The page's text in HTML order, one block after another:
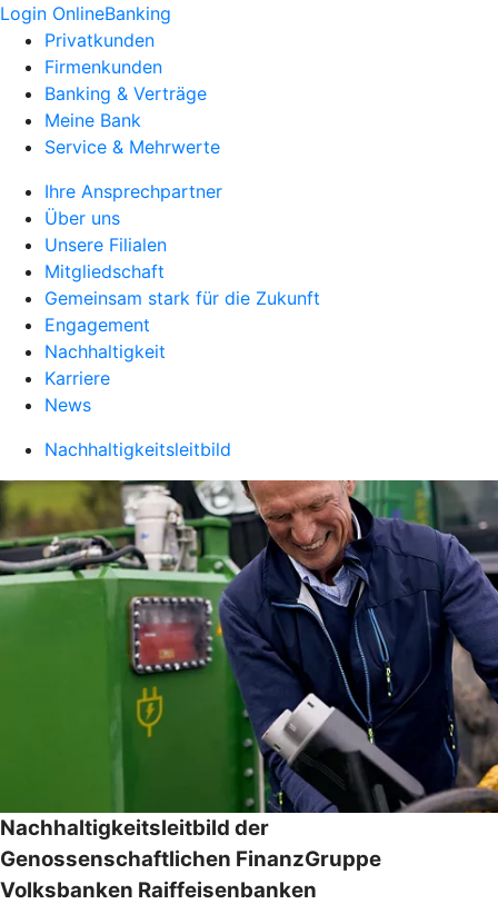
Login OnlineBanking
Privatkunden
Firmenkunden
Banking & Verträge
Meine Bank
Service & Mehrwerte
Ihre Ansprechpartner
Über uns
Unsere Filialen
Mitgliedschaft
Gemeinsam stark für die Zukunft
Engagement
Nachhaltigkeit
Karriere
News
Nachhaltigkeitsleitbild
Nachhaltigkeitsleitbild der
Genossenschaftlichen FinanzGruppe
Volksbanken Raiffeisenbanken